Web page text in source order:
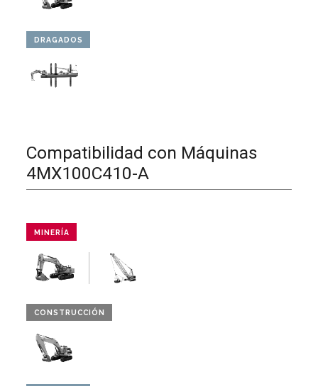
DRAGADOS
Compatibilidad con Máquinas
4MX100C410-A
MINERÍA
CONSTRUCCIÓN